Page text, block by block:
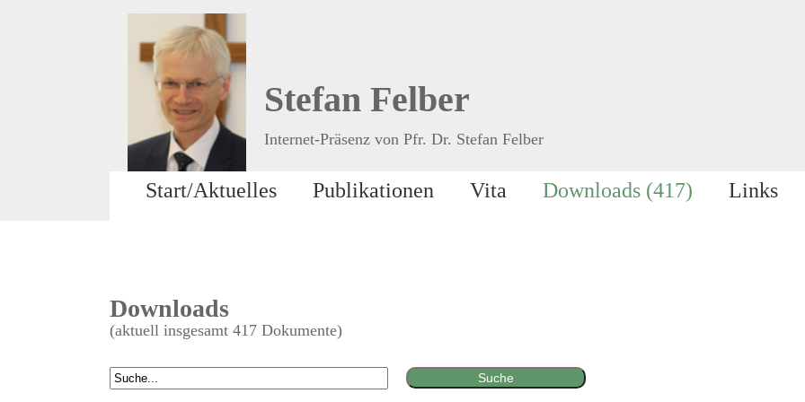
Stefan Felber
Internet-Präsenz von Pfr. Dr. Stefan Felber
Start/Aktuelles Publikationen Vita Downloads (417) Links
Downloads
(aktuell insgesamt 417 Dokumente)